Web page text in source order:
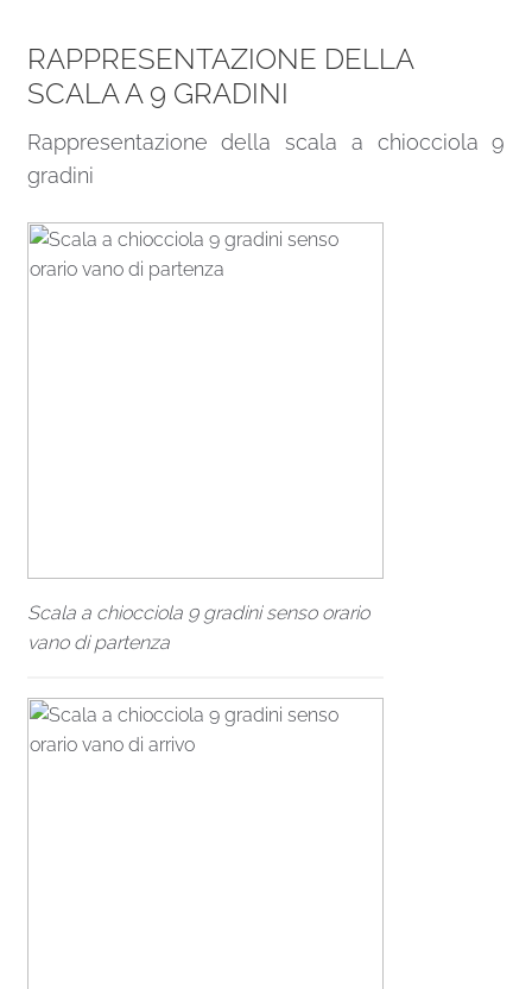
RAPPRESENTAZIONE DELLA
SCALA A 9 GRADINI
Rappresentazione della scala a chiocciola 9
gradini
Scala a chiocciola 9 gradini senso orario
vano di partenza